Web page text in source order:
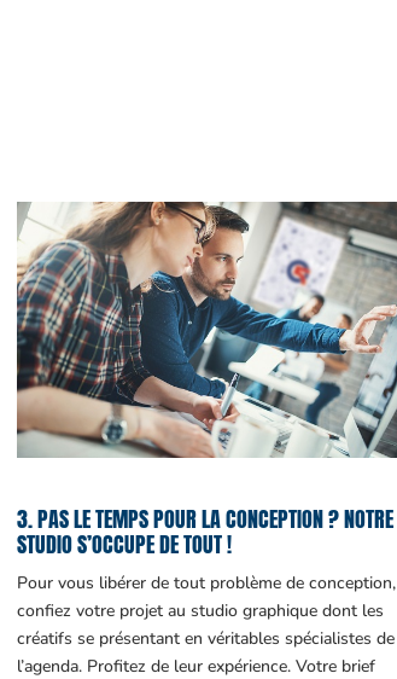
3. PAS LE TEMPS POUR LA CONCEPTION ? NOTRE
STUDIO S’OCCUPE DE TOUT !
Pour vous libérer de tout problème de conception,
confiez votre projet au studio graphique dont les
créatifs se présentant en véritables spécialistes de
l’agenda. Profitez de leur expérience. Votre brief